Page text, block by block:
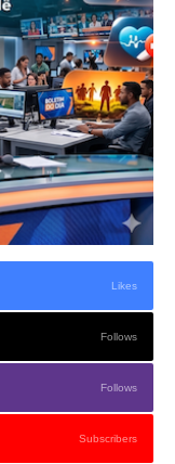
Likes
Follows
Follows
Subscribers